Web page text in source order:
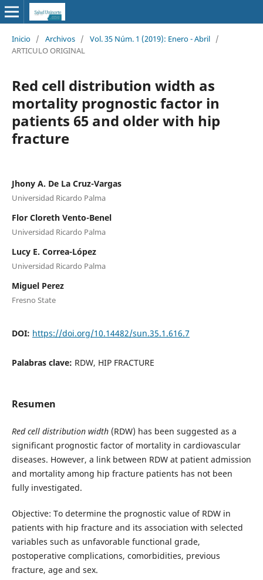
Inicio / Archivos / Vol. 35 Núm. 1 (2019): Enero - Abril /
ARTICULO ORIGINAL
Red cell distribution width as
mortality prognostic factor in
patients 65 and older with hip
fracture
Jhony A. De La Cruz-Vargas
Universidad Ricardo Palma
Flor Cloreth Vento-Benel
Universidad Ricardo Palma
Lucy E. Correa-López
Universidad Ricardo Palma
Miguel Perez
Fresno State
DOI: https://doi.org/10.14482/sun.35.1.616.7
Palabras clave: RDW, HIP FRACTURE
Resumen
Red cell distribution width(RDW) has been suggested as a
significant prognostic factor of mortality in cardiovascular
diseases. However, a link between RDW at patient admission
and mortality among hip fracture patients has not been
fully investigated.
Objective: To determine the prognostic value of RDW in
patients with hip fracture and its association with selected
variables such as unfavorable functional grade,
postoperative complications, comorbidities, previous
fracture, age and sex.